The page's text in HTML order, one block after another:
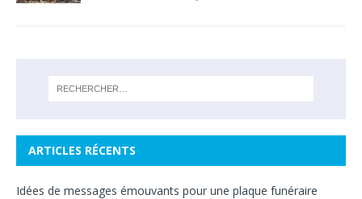
ARTICLES RÉCENTS
Idées de messages émouvants pour une plaque funéraire